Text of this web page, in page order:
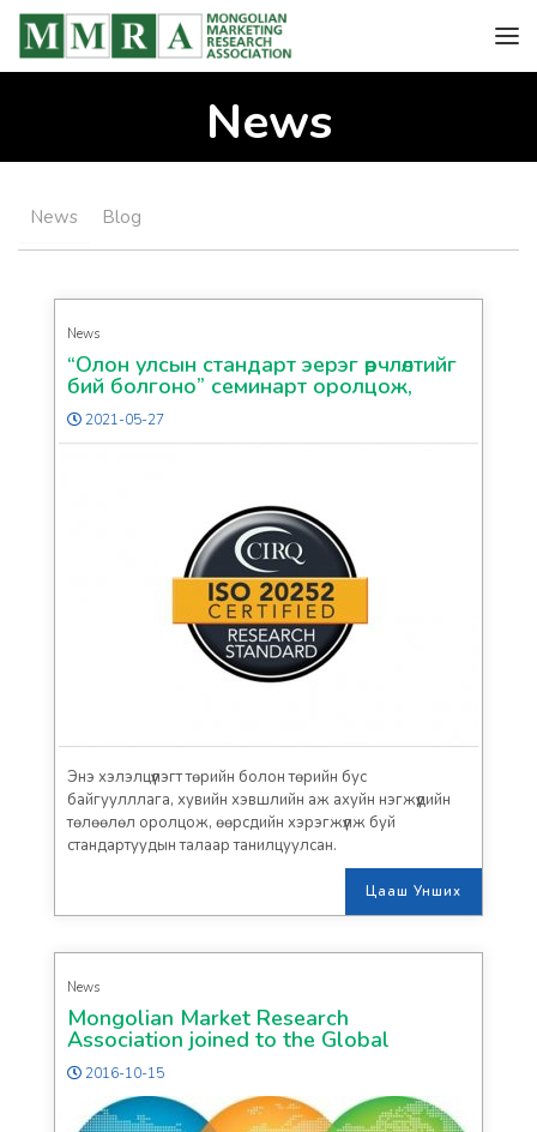
News
News Blog
News
“Олон улсын стандарт эерэг өөрчлөлтийг
бий болгоно” семинарт оролцож,
мэргэжлийн стандартыг дагаж
мөрдөхийн ач холбогдлыг танилцууллаа.
2021-05-27
Энэ хэлэлцүүлэгт төрийн болон төрийн бус
байгуулллага, хувийн хэвшлийн аж ахуйн нэгжүүдийн
төлөөлөл оролцож, өөрсдийн хэрэгжүүлж буй
стандартуудын талаар танилцуулсан.
Цааш Унших
News
Mongolian Market Research
Association joined to the Global
Research Business Network through
APRC
2016-10-15